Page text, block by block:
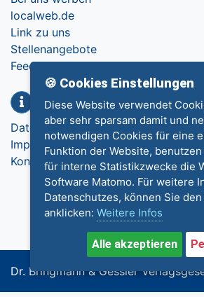
localweb.de
Link zu uns
Stellenangebote
Feedback
Info
Datenschutz
Impressum
Kontakt
Dr. Bringmann & Gessler
🍪 Cookies Einstellungen
Diese Website verwendet
aber sehr sparsam damit und
notwendigen Cookies für eine
Funktion der Website,
für interne Statistikzwecke die
Software Matomo. Für weitere
Datenschutzes, können Sie
anklicken: Weitere Infos
Alle akzeptieren